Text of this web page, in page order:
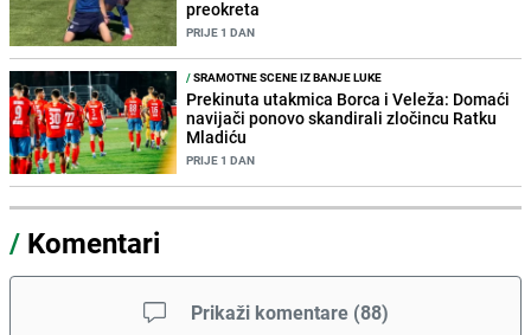
preokreta
PRIJE 1 DAN
/SRAMOTNE SCENE IZ BANJE LUKE
Prekinuta utakmica Borca i Veleža: Domaći
navijači ponovo skandirali zločincu Ratku
Mladiću
PRIJE 1 DAN
/ Komentari
Prikaži komentare (88)